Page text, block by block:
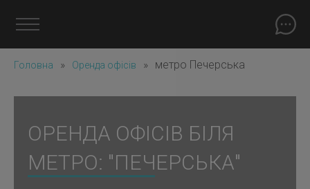
Головна » Оренда офісів » метро Печерська
ОРЕНДА ОФІСІВ БІЛЯ
МЕТРО: "ПЕЧЕРСЬКА"